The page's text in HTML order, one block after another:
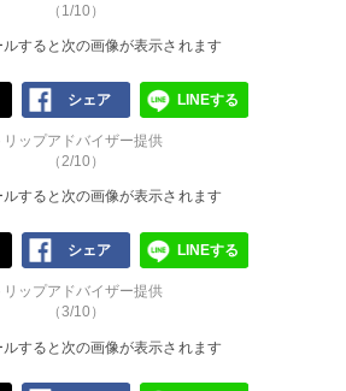
（1/10）
すると次の画像が表示されます
シェア LINEする
リップアドバイザー提供
（2/10）
すると次の画像が表示されます
シェア LINEする
リップアドバイザー提供
（3/10）
すると次の画像が表示されます